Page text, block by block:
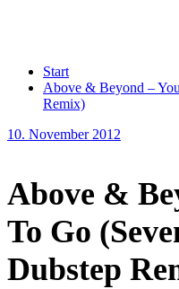
Start
Above & Beyond –
Remix)
10. November 2012
Above &
To Go
Dubstep